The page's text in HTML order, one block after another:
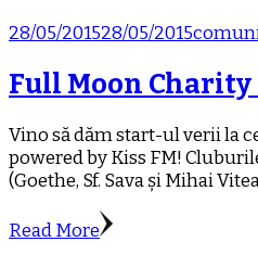
28/05/201528/05/2015
Full Moon Charity
Vino să dăm start-ul verii la
powered by Kiss FM!
(Goethe, Sf. Sava și Mihai
Read More